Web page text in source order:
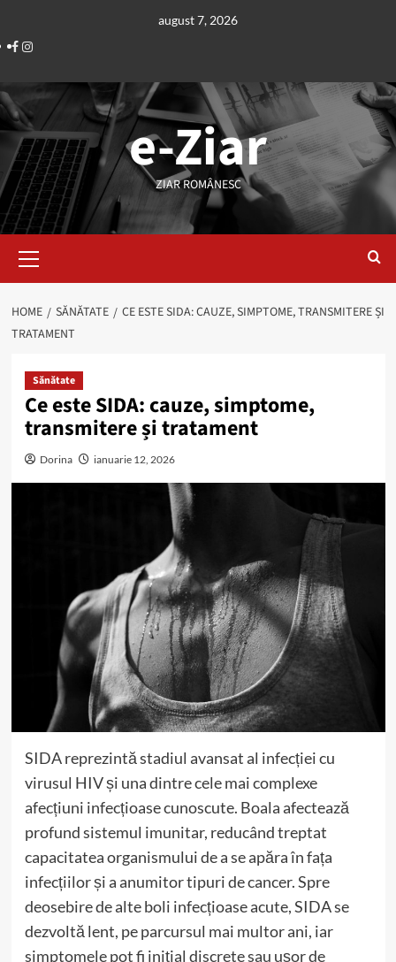
content
august 7, 2026
Facebook
Instagram
e-Ziar
ZIAR ROMÂNESC
Menu
HOME SĂNĂTATE
CE ESTE SIDA: CAUZE, SIMPTOME, TRANSMITERE ȘI
TRATAMENT
Sănătate
Ce este SIDA: cauze, simptome,
transmitere și tratament
Dorina ianuarie 12, 2026
SIDA reprezintă stadiul avansat al infecției cu
virusul HIV și una dintre cele mai complexe
afecțiuni infecțioase cunoscute. Boala afectează
profund sistemul imunitar, reducând treptat
capacitatea organismului de a se apăra în fața
infecțiilor și a anumitor tipuri de cancer. Spre
deosebire de alte boli infecțioase acute, SIDA se
dezvoltă lent, pe parcursul mai multor ani, iar
simptomele pot fi inițial discrete sau ușor de